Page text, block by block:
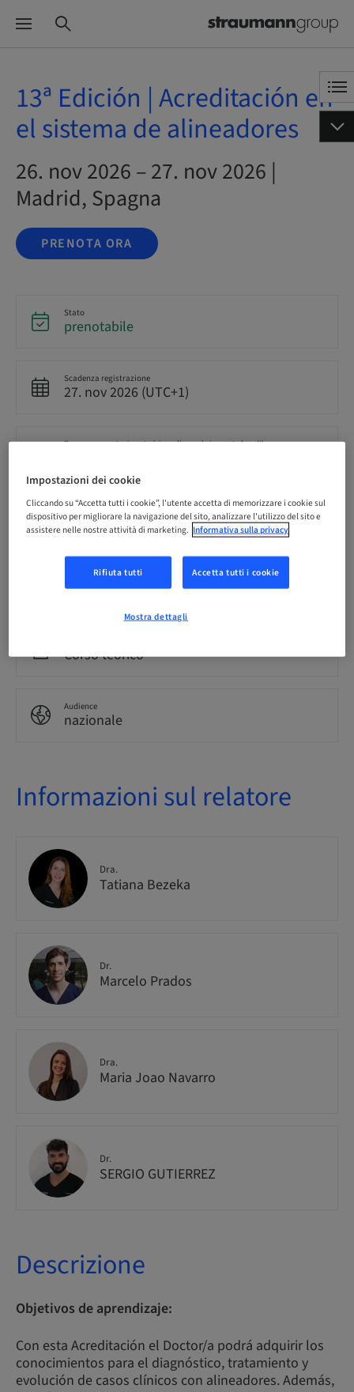
13ª Edición | Acreditación en
el sistema de alineadores
26. nov 2026 – 27. nov 2026 |
Madrid, Spagna
PRENOTA ORA
Stato
prenotabile
Scadenza registrazione
27. nov 2026 (UTC+1)
Prezzo per partecipante (si applicano le imposte locali)
Lingua
Spagnolo
0.00 Punti
Corso teorico
Audience
nazionale
Informazioni sul relatore
Dra.
Tatiana Bezeka
Dr.
Marcelo Prados
Dra.
Maria Joao Navarro
Dr.
SERGIO GUTIERREZ
Descrizione
Objetivos de aprendizaje:
Con esta Acreditación el Doctor/a podrá adquirir los
conocimientos para el diagnóstico, tratamiento y
evolución de casos clínicos con alineadores. Además,
Impostazioni dei cookie
Cliccando su “Accetta tutti i cookie”, l'utente accetta di memorizzare i cookie sul
dispositivo per migliorare la navigazione del sito, analizzare l'utilizzo del sito e
assistere nelle nostre attività di marketing. Informativa sulla privacy
Rifiuta tutti Accetta tutti i cookie
Mostra dettagli